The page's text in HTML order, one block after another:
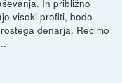
In približno
visoki profiti, bodo
denarja. Recimo